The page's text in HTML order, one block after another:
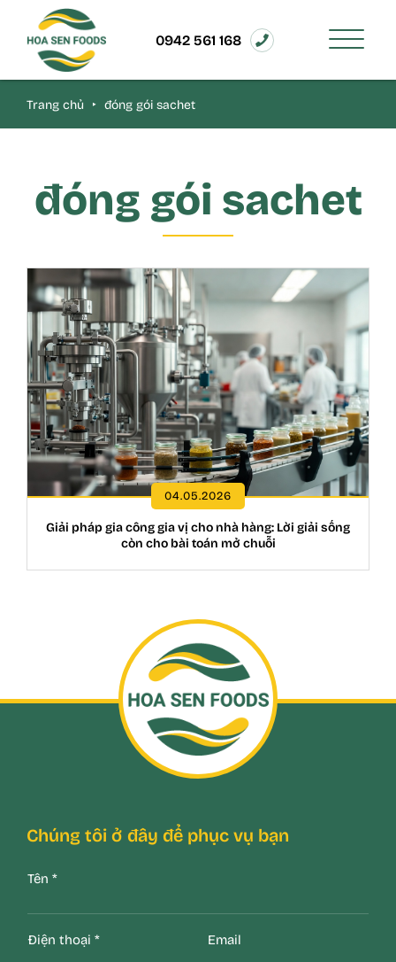
0942 561 168
Trang chủ ‣ đóng gói sachet
đóng gói sachet
04.05.2026
Giải pháp gia công gia vị cho nhà hàng: Lời giải sống
còn cho bài toán mở chuỗi
Chúng tôi ở đây để phục vụ bạn
Tên *
Điện thoại * Email